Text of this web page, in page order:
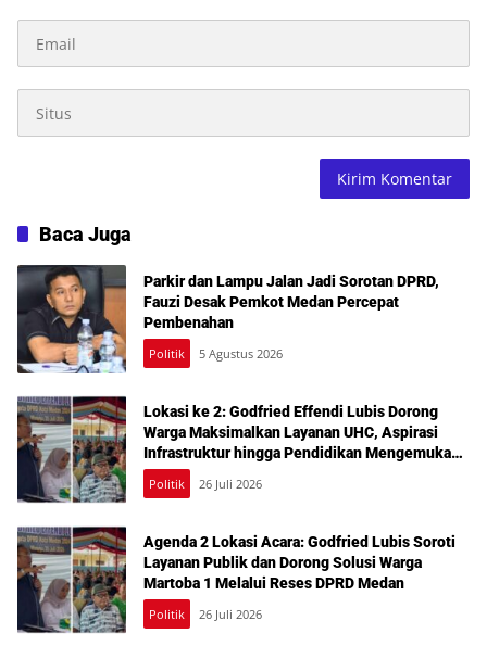
Baca Juga
Parkir dan Lampu Jalan Jadi Sorotan DPRD,
Fauzi Desak Pemkot Medan Percepat
Pembenahan
Politik 5 Agustus 2026
Lokasi ke 2: Godfried Effendi Lubis Dorong
Warga Maksimalkan Layanan UHC, Aspirasi
Infrastruktur hingga Pendidikan Mengemuka
dalam Reses Medan Amplas
Politik 26 Juli 2026
Agenda 2 Lokasi Acara: Godfried Lubis Soroti
Layanan Publik dan Dorong Solusi Warga
Martoba 1 Melalui Reses DPRD Medan
Politik 26 Juli 2026